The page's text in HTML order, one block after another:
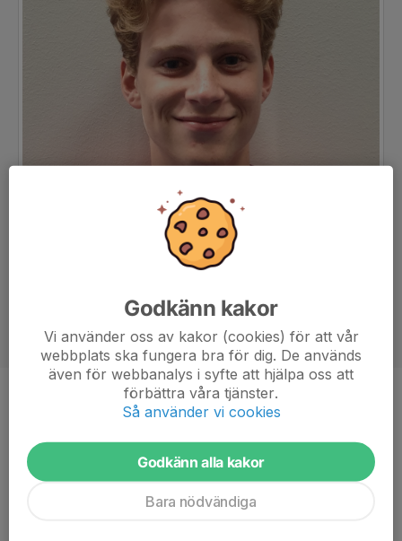
Forward
Godkänn kakor
Vi använder oss av kakor (cookies) för att vår
webbplats ska fungera bra för dig. De används
även för webbanalys i syfte att hjälpa oss att
förbättra våra tjänster.
Så använder vi cookies
Godkänn alla kakor
Bara nödvändiga